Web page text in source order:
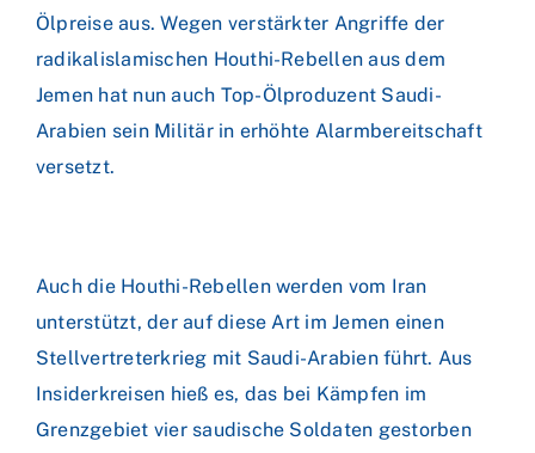
Ölpreise aus. Wegen verstärkter Angriffe der
radikalislamischen Houthi-Rebellen aus dem
Jemen hat nun auch Top-Ölproduzent Saudi-
Arabien sein Militär in erhöhte Alarmbereitschaft
versetzt.
Auch die Houthi-Rebellen werden vom Iran
unterstützt, der auf diese Art im Jemen einen
Stellvertreterkrieg mit Saudi-Arabien führt. Aus
Insiderkreisen hieß es, das bei Kämpfen im
Grenzgebiet vier saudische Soldaten gestorben